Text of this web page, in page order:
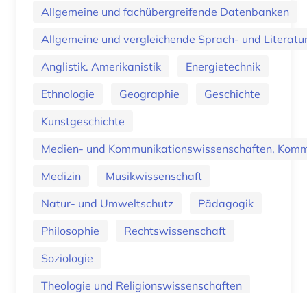
Allgemeine und fachübergreifende Datenbanken
Allgemeine und vergleichende Sprach- und
Anglistik. Amerikanistik
Energietechnik
Ethnologie
Geographie
Geschichte
Kunstgeschichte
Medien- und Kommunikationswissenschaften,
Medizin
Musikwissenschaft
Natur- und Umweltschutz
Pädagogik
Philosophie
Rechtswissenschaft
Soziologie
Theologie und Religionswissenschaften